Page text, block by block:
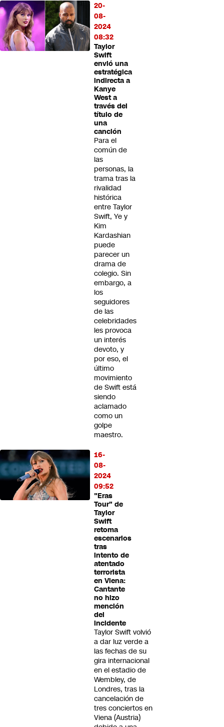
20-
08-
2024
08:32
Taylor
Swift
envió una
estratégica
indirecta a
Kanye
West a
través del
título de
una
canción
Para el
común de
las
personas, la
trama tras la
rivalidad
histórica
entre Taylor
Swift, Ye y
Kim
Kardashian
puede
parecer un
drama de
colegio. Sin
embargo, a
los
seguidores
de las
celebridades
les provoca
un interés
devoto, y
por eso, el
último
movimiento
de Swift está
siendo
aclamado
como un
golpe
maestro.
16-
08-
2024
09:52
"Eras
Tour" de
Taylor
Swift
retoma
escenarios
tras
intento de
atentado
terrorista
en Viena:
Cantante
no hizo
mención
del
incidente
Taylor Swift volvió
a dar luz verde a
las fechas de su
gira internacional
en el estadio de
Wembley, de
Londres, tras la
cancelación de
tres conciertos en
Viena (Austria)